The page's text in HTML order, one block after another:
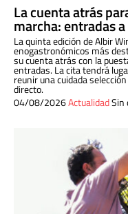
La cuenta atrás
marcha: entradas
La quinta edición de Albir
enogastronómicos más
su cuenta atrás con la
entradas. La cita tendrá
reunir una cuidada
directo.
04/08/2026ActualidadSin